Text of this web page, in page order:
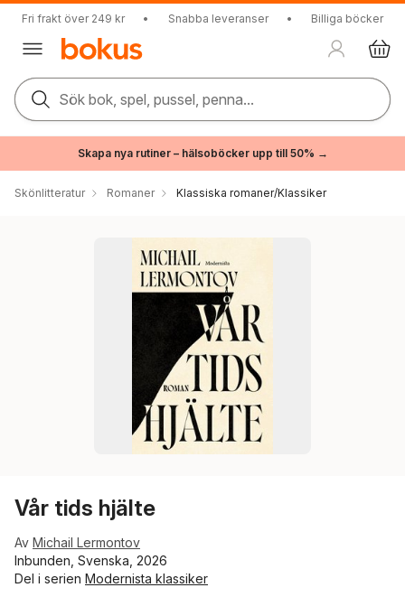
Fri frakt över 249 kr • Snabba leveranser • Billiga böcker
Sök bok, spel, pussel, penna...
Skapa nya rutiner – hälsoböcker upp till 50% →
Skönlitteratur Romaner Klassiska romaner/Klassiker
Vår tids hjälte
Av Michail Lermontov
Inbunden, Svenska, 2026
Del i serien Modernista klassiker